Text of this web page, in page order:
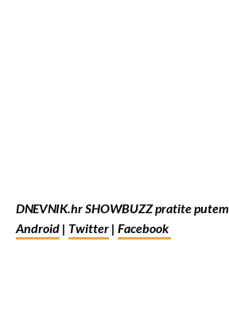
DNEVNIK.hr SHOWBUZZ pratite putem
Android | Twitter | Facebook